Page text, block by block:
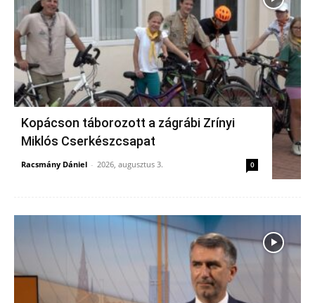
Kopácson táborozott a zágrábi Zrínyi
Miklós Cserkészcsapat
Racsmány Dániel - 2026, augusztus 3. 0